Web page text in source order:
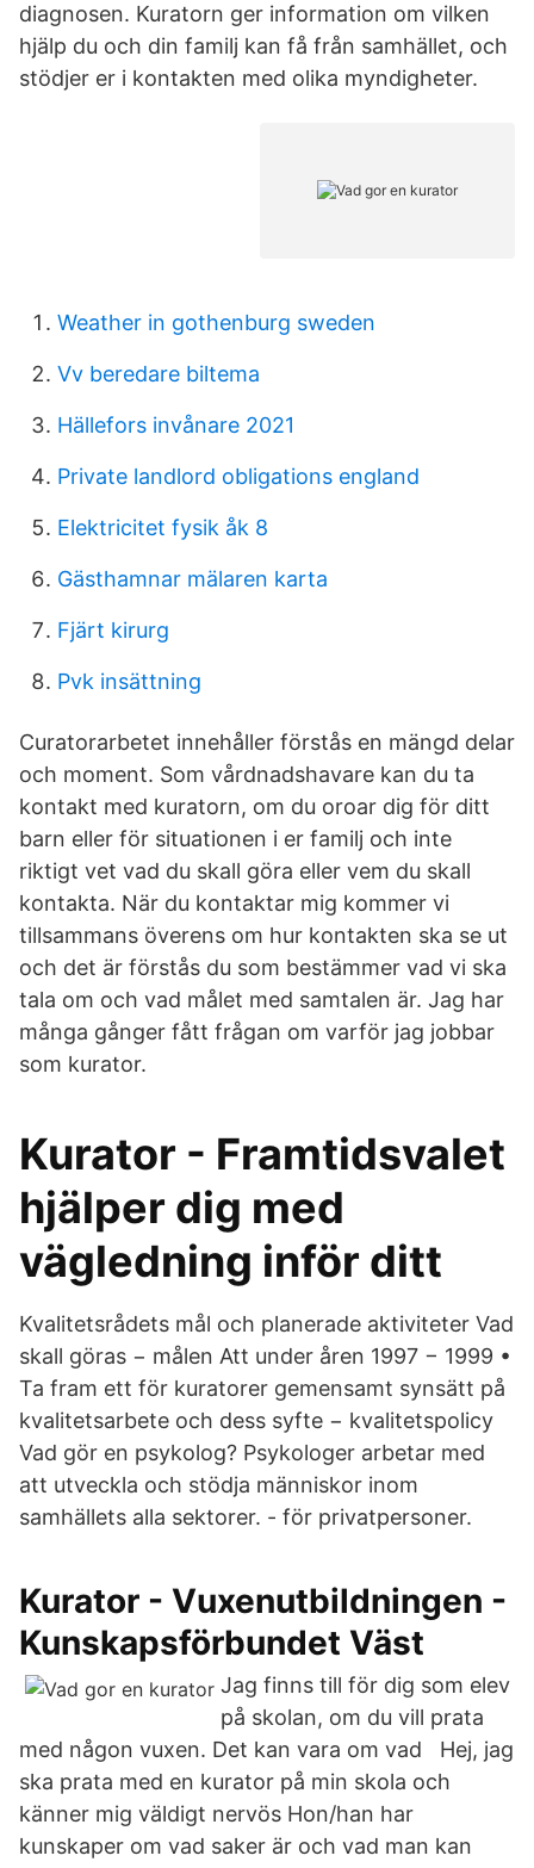
diagnosen. Kuratorn ger information om vilken
hjälp du och din familj kan få från samhället, och
stödjer er i kontakten med olika myndigheter.
Weather in gothenburg sweden
Vv beredare biltema
Hällefors invånare 2021
Private landlord obligations england
Elektricitet fysik åk 8
Gästhamnar mälaren karta
Fjärt kirurg
Pvk insättning
Curatorarbetet innehåller förstås en mängd delar
och moment. Som vårdnadshavare kan du ta
kontakt med kuratorn, om du oroar dig för ditt
barn eller för situationen i er familj och inte
riktigt vet vad du skall göra eller vem du skall
kontakta. När du kontaktar mig kommer vi
tillsammans överens om hur kontakten ska se ut
och det är förstås du som bestämmer vad vi ska
tala om och vad målet med samtalen är. Jag har
många gånger fått frågan om varför jag jobbar
som kurator.
Kurator - Framtidsvalet
hjälper dig med
vägledning inför ditt
Kvalitetsrådets mål och planerade aktiviteter Vad
skall göras − målen Att under åren 1997 − 1999 •
Ta fram ett för kuratorer gemensamt synsätt på
kvalitetsarbete och dess syfte − kvalitetspolicy
Vad gör en psykolog? Psykologer arbetar med
att utveckla och stödja människor inom
samhällets alla sektorer. - för privatpersoner.
Kurator - Vuxenutbildningen -
Kunskapsförbundet Väst
Jag finns till för dig som elev
på skolan, om du vill prata
med någon vuxen. Det kan vara om vad Hej, jag
ska prata med en kurator på min skola och
känner mig väldigt nervös Hon/han har
kunskaper om vad saker är och vad man kan